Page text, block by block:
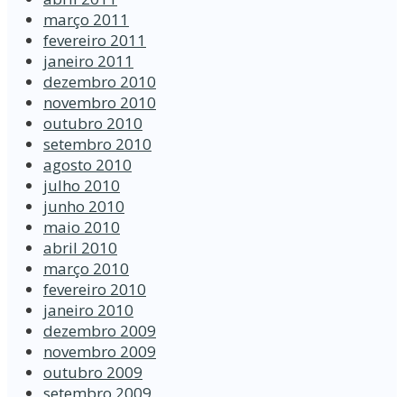
março 2011
fevereiro 2011
janeiro 2011
dezembro 2010
novembro 2010
outubro 2010
setembro 2010
agosto 2010
julho 2010
junho 2010
maio 2010
abril 2010
março 2010
fevereiro 2010
janeiro 2010
dezembro 2009
novembro 2009
outubro 2009